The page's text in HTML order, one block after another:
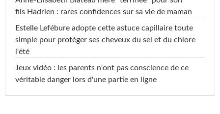
fils Hadrien : rares confidences sur sa vie de maman
Estelle Lefébure adopte cette astuce capillaire toute
simple pour protéger ses cheveux du sel et du chlore
l'été
Jeux vidéo : les parents n'ont pas conscience de ce
véritable danger lors d'une partie en ligne